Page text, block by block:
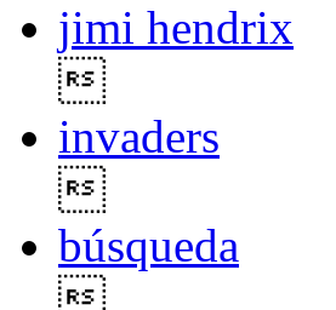
jimi hendrix
invaders
búsqueda